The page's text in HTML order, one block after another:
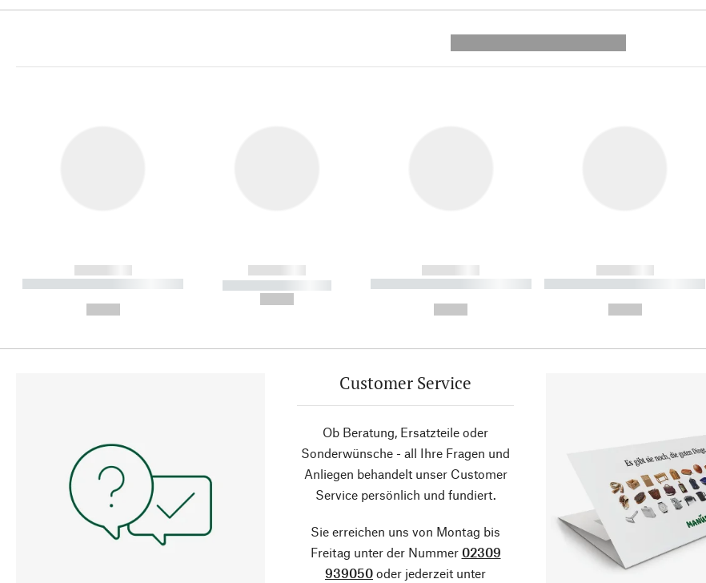
------------
----------- ----------- ----------
------------
----------- -----------
------------
----------- ----------- ----------
------------
----------- ----------- ----------
Customer Service
Ob Beratung, Ersatzteile oder
Sonderwünsche - all Ihre Fragen und
Anliegen behandelt unser Customer
Service persönlich und fundiert.
Sie erreichen uns von Montag bis
Freitag unter der Nummer 02309
939050 oder jederzeit unter